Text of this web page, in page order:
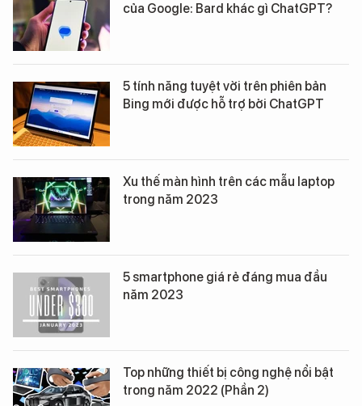
của Google: Bard khác gì ChatGPT?
5 tính năng tuyệt vời trên phiên bản
Bing mới được hỗ trợ bởi ChatGPT
Xu thế màn hình trên các mẫu laptop
trong năm 2023
5 smartphone giá rẻ đáng mua đầu
năm 2023
Top những thiết bị công nghệ nổi bật
trong năm 2022 (Phần 2)